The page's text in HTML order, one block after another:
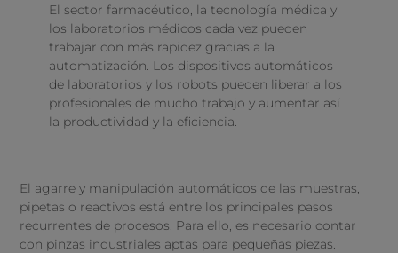
El sector farmacéutico, la tecnología médica y
los laboratorios médicos cada vez pueden
trabajar con más rapidez gracias a la
automatización. Los dispositivos automáticos
de laboratorios y los robots pueden liberar a los
profesionales de mucho trabajo y aumentar así
la productividad y la eficiencia.
El agarre y manipulación automáticos de las muestras,
pipetas o reactivos está entre los principales pasos
recurrentes de procesos. Para ello, es necesario contar
con pinzas industriales aptas para pequeñas piezas.